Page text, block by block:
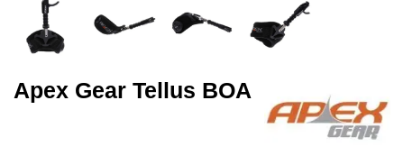
Apex Gear Tellus BOA